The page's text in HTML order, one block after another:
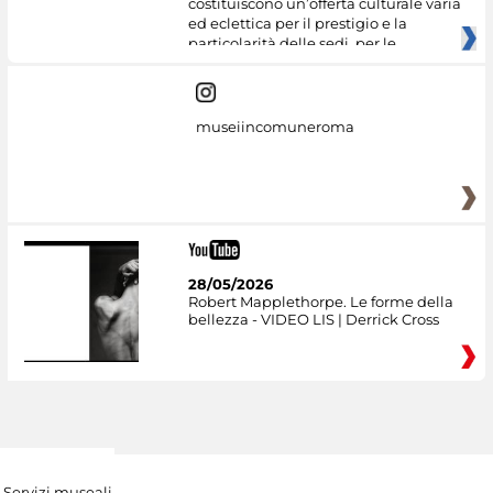
ed eclettica per il prestigio e la
particolarità delle sedi, per le
museiincomuneroma
28/05/2026
Robert Mapplethorpe. Le forme della
bellezza - VIDEO LIS | Derrick Cross